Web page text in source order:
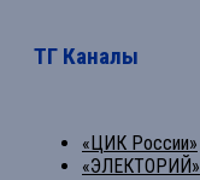
ТГ Каналы
«ЦИК России»
«ЭЛЕКТОРИЙ»